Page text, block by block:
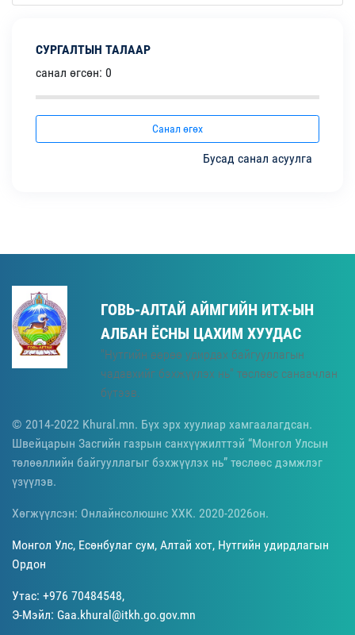
СУРГАЛТЫН ТАЛААР
санал өгсөн: 0
Санал өгөх
Бусад санал асуулга
ГОВЬ-АЛТАЙ АЙМГИЙН ИТХ-ЫН
АЛБАН ЁСНЫ ЦАХИМ ХУУДАС
"Нутгийн өөрөө удирдах байгууллагын
чадавхийг бэхжүүлэх нь" төслөөс санаачлан
бүтээв.
© 2014-2022 Khural.mn. Бүх эрх хуулиар хамгаалагдсан.
Швейцарын Засгийн газрын санхүүжилттэй “Монгол Улсын
төлөөллийн байгууллагыг бэхжүүлэх нь” төслөөс дэмжлэг
үзүүлэв.
Хөгжүүлсэн: Онлайнсолюшнс ХХК. 2020-2026он.
Монгол Улс, Есөнбулаг сум, Алтай хот, Нутгийн удирдлагын
Ордон
Утас: +976 70484548,
Э-Мэйл: Gaa.khural@itkh.go.gov.mn